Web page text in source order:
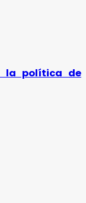
la política de